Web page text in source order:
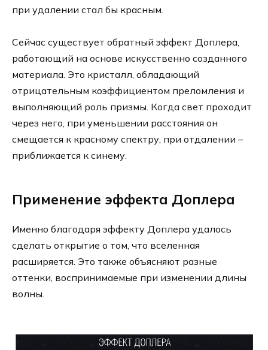
при удалении стал бы красным.
Сейчас существует обратный эффект Доплера,
работающий на основе искусственно созданного
материала. Это кристалл, обладающий
отрицательным коэффициентом преломления и
выполняющий роль призмы. Когда свет проходит
через него, при уменьшении расстояния он
смещается к красному спектру, при отдалении –
приближается к синему.
Применение эффекта Доплера
Именно благодаря эффекту Доплера удалось
сделать открытие о том, что вселенная
расширяется. Это также объясняют разные
оттенки, воспринимаемые при изменении длины
волны.